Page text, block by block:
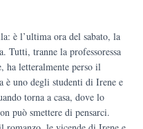
è l’ultima ora del sabato, la
Tutti, tranne la professoressa
ha letteralmente perso il
è uno degli studenti di Irene e
torna a casa, dove lo
può smettere di pensarci.